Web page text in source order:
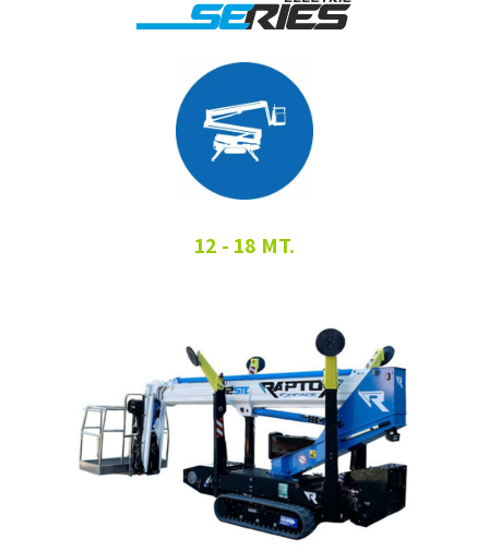
12 - 18 MT.